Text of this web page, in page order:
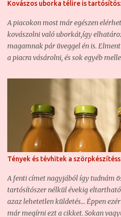
amely sok éves feledésbe merülés
is bemutatjuk a magunk receptjét,
boltokban igen csak drága, ha
gramm/üveg = közel 1800 forint) ...
Kovászos uborka télire is
A piacokon most már egészen
kovászolni való uborkát,így
magamnak pár üveggel én is.
a piacra vásárolni, és sok egyéb
őstermelőktől vásárolunk. Így volt
első emeletén az egyik bácsikánál
uborkát találtunk, hogy azt nem is
még ott fityegett az elszáradt virág
volt már fél méterről is, és amikor
még szúr. Igen, aki nem tudja,
uborkát aprócska szőrök borítják.
akkor ez még enyhén szúrja az
átpakolászott, innen oda, onnan ide
lekopik, és nem szúr. Na általában a
ebben az öregedési fázisban leledzik.
Tények és tévhitek a
A fenti címet nagyjából így tudnám
tartósítószer nélkül évekig
azaz lehetetlen küldetés... Éppen
már megírni ezt a cikket. Sokan